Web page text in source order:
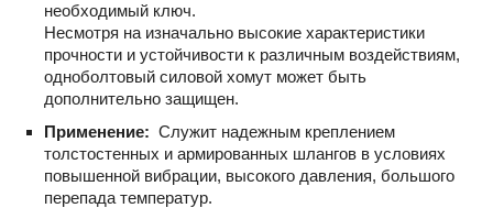
необходимый ключ.
Несмотря на изначально высокие характеристики
прочности и устойчивости к различным воздействиям,
одноболтовый силовой хомут может быть
дополнительно защищен.
Применение: Служит надежным креплением
толстостенных и армированных шлангов в условиях
повышенной вибрации, высокого давления, большого
перепада температур.